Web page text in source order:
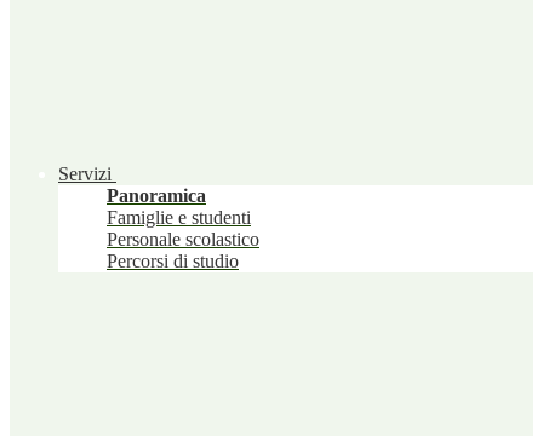
Servizi
Panoramica
Famiglie e studenti
Personale scolastico
Percorsi di studio